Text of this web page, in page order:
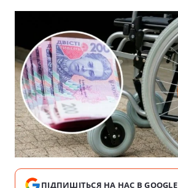
ПІДПИШІТЬСЯ НА НАС В GOOGLE